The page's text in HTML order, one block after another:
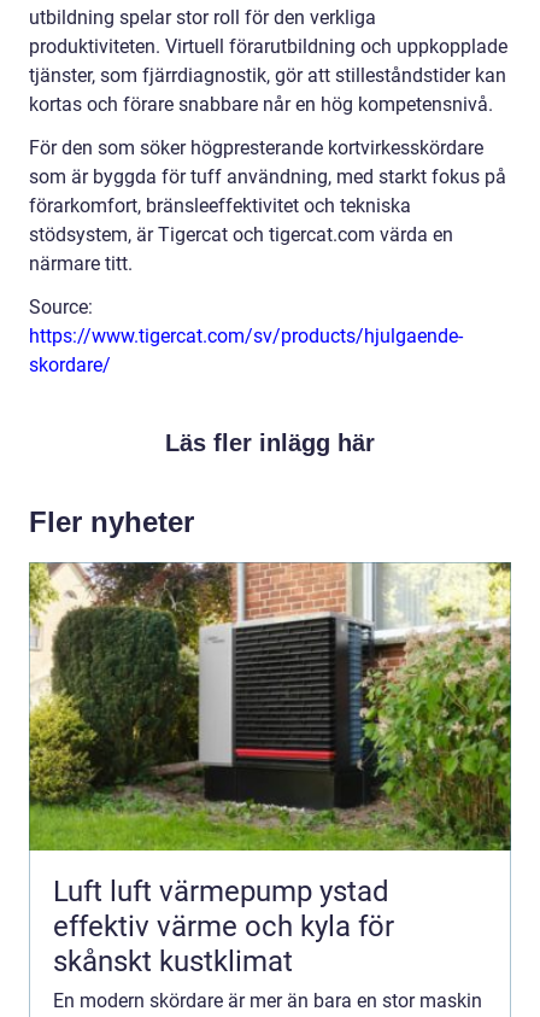
utbildning spelar stor roll för den verkliga
produktiviteten. Virtuell förarutbildning och uppkopplade
tjänster, som fjärrdiagnostik, gör att stilleståndstider kan
kortas och förare snabbare når en hög kompetensnivå.
För den som söker högpresterande kortvirkesskördare
som är byggda för tuff användning, med starkt fokus på
förarkomfort, bränsleeffektivitet och tekniska
stödsystem, är Tigercat och tigercat.com värda en
närmare titt.
Source:
https://www.tigercat.com/sv/products/hjulgaende-
skordare/
Läs fler inlägg här
Fler nyheter
Luft luft värmepump ystad
effektiv värme och kyla för
skånskt kustklimat
En modern skördare är mer än bara en stor maskin